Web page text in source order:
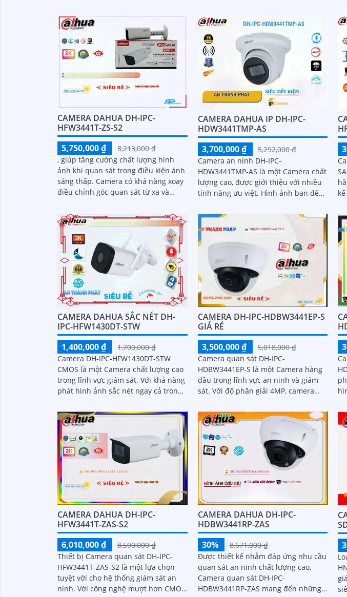
CAMERA DAHUA DH-IPC-
HFW3441T-ZS-S2
5,750,000 ₫
8,213,000 ₫
, giúp tăng cường chất lượng hình
ảnh khi quan sát trong điều kiện ánh
sáng thấp. Camera có khả năng xoay
điều chỉnh góc quan sát từ xa và
nét những chi tiết xa
CAMERA DAHUA IP DH-IPC-
HDW3441TMP-AS
3,700,000 ₫
5,292,000 ₫
Camera an ninh DH-IPC-
HDW3441TMP-AS là một Camera chất
lượng cao, được giới thiệu với nhiều
tính năng ưu việt. Hình ảnh ban đêm
50m, giúp quan sát rõ ràng trong
điều kiện ánh sáng thấp
CAMERA DAHUA SẮC NÉT DH-
IPC-HFW1430DT-STW
1,400,000 ₫
1,700,000 ₫
Camera DH-IPC-HFW1430DT-STW
CMOS là một Camera chất lượng cao
trong lĩnh vực giám sát. Với khả năng
phát hình ảnh sắc nét ngay cả trong
đêm nhờ công nghệ hồng ngoại 30m
CAMERA DH-IPC-HDBW3441EP-S
GIÁ RẺ
3,500,000 ₫
5,018,000 ₫
Camera quan sát DH-IPC-
HDBW3441EP-S là một Camera hàng
đầu trong lĩnh vực an ninh và giám
sát. Với độ phân giải 4MP, camera
tiết
CAMERA DAHUA DH-IPC-
HFW3441T-ZAS-S2
6,010,000 ₫
8,590,000 ₫
Thiết bị Camera quan sát DH-IPC-
HFW3441T-ZAS-S2 là một lựa chọn
tuyệt vời cho hệ thống giám sát an
ninh. Với công nghệ mượt hơn CMOS,
CAMERA DAHUA DH-IPC-
HDBW3441RP-ZAS
30%
8,671,000 ₫
Được thiết kế nhằm đáp ứng nhu cầu
quan sát an ninh chất lượng cao,
Camera quan sát DH-IPC-
HDBW3441RP-ZAS mang đến những
siêu